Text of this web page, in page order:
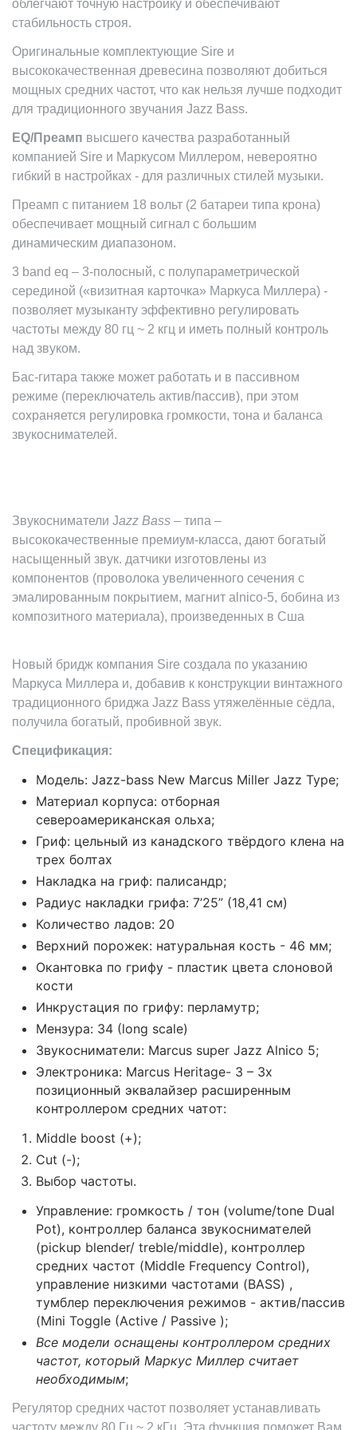
облегчают точную настройку и обеспечивают
стабильность строя.
Оригинальные комплектующие Sire и
высококачественная древесина позволяют добиться
мощных средних частот, что как нельзя лучше подходит
для традиционного звучания Jazz Bass.
EQ/Преамп высшего качества разработанный
компанией Sire и Маркусом Миллером, невероятно
гибкий в настройках - для различных стилей музыки.
Преамп с питанием 18 вольт (2 батареи типа крона)
обеспечивает мощный сигнал с большим
динамическим диапазоном.
3 band eq – 3-полосный, с полупараметрической
серединой («визитная карточка» Маркуса Миллера) -
позволяет музыканту эффективно регулировать
частоты между 80 гц ~ 2 кгц и иметь полный контроль
над звуком.
Бас-гитара также может работать и в пассивном
режиме (переключатель актив/пассив), при этом
сохраняется регулировка громкости, тона и баланса
звукоснимателей.
Звукосниматели Jazz Bass – типа –
высококачественные премиум-класса, дают богатый
насыщенный звук. датчики изготовлены из
компонентов (проволока увеличенного сечения с
эмалированным покрытием, магнит alnico-5, бобина из
композитного материала), произведенных в Сша
Новый бридж компания Sire создала по указанию
Маркуса Миллера и, добавив к конструкции винтажного
традиционного бриджа Jazz Bass утяжелённые сёдла,
получила богатый, пробивной звук.
Спецификация:
Модель: Jazz-bass New Marcus Miller Jazz Type;
Материал корпуса: отборная
североамериканская ольха;
Гриф: цельный из канадского твёрдого клена на
трех болтах
Накладка на гриф: палисандр;
Радиус накладки грифа: 7’25” (18,41 см)
Количество ладов: 20
Верхний порожек: натуральная кость - 46 мм;
Окантовка по грифу - пластик цвета слоновой
кости
Инкрустация по грифу: перламутр;
Мензура: 34 (long scale)
Звукосниматели: Marcus super Jazz Alnico 5;
Электроника: Marcus Heritage- 3 – 3х
позиционный эквалайзер расширенным
контроллером средних чатот:
Middle boost (+);
Cut (-);
Выбор частоты.
Управление: громкость / тон (volume/tone Dual
Pot), контроллер баланса звукоснимателей
(pickup blender/ treble/middle), контроллер
средних частот (Middle Frequency Control),
управление низкими частотами (BASS) ,
тумблер переключения режимов - актив/пассив
(Mini Toggle (Active / Passive );
Все модели оснащены контроллером средних
частот, который Маркус Миллер считает
необходимым;
Регулятор средних частот позволяет устанавливать